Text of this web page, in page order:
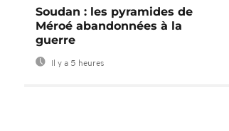
Soudan : les pyramides de
Méroé abandonnées à la
guerre
Il y a 5 heures